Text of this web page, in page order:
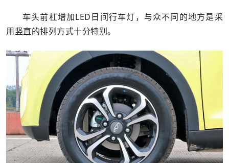
车头前杠增加LED日间行车灯，与众不同的地方是采
用竖直的排列方式十分特别。